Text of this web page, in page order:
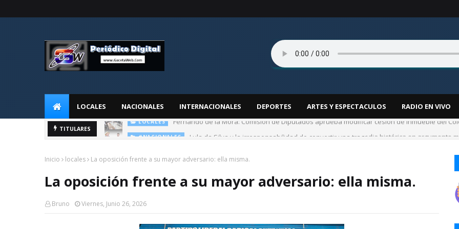
LOCALES NACIONALES INTERNACIONALES DEPORTES ARTES Y ESPECTACULOS RADIO EN VIVO
TITULARES Lula da Silva y la irresponsabilidad de convertir una tragedia histórica en argumento
Inicio locales La oposición frente a su mayor adversario: ella misma.
La oposición frente a su mayor adversario: ella misma.
Bruno Viernes, Junio 26, 2026